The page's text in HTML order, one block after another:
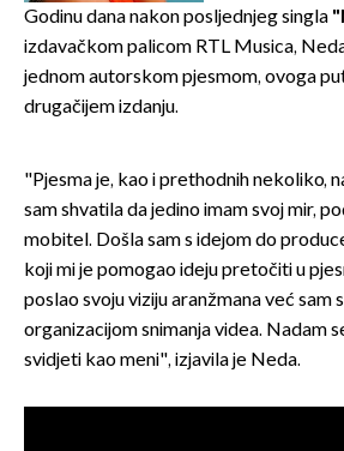
Godinu dana nakon posljednjeg singla
izdavačkom palicom RTL Musica,
jednom autorskom pjesmom, ovoga
drugačijem izdanju.
"Pjesma je, kao i prethodnih nekoliko,
sam shvatila da jedino imam svoj mir,
mobitel. Došla sam s idejom do
koji mi je pomogao ideju pretočiti u
poslao svoju viziju aranžmana već sam
organizacijom snimanja videa. Nadam
svidjeti kao meni", izjavila je Neda.